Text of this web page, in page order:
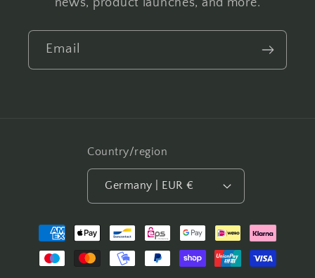
news, product launches, and more.
Email
Country/region
Germany | EUR €
Payment